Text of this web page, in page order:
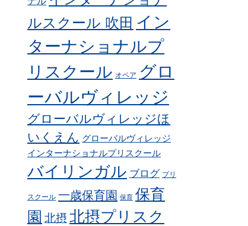
ルスクール 吹田 イン
ターナショナルプ
リスクール オペア グロ
ーバルヴィレッジ
グローバルヴィレッジほ
いくえん グローバルヴィレッジ
インターナショナルプリスクール
バイリンガル ブログ プリ
スクール 一歳保育園 保育 保育
園 北摂 北摂プリスク